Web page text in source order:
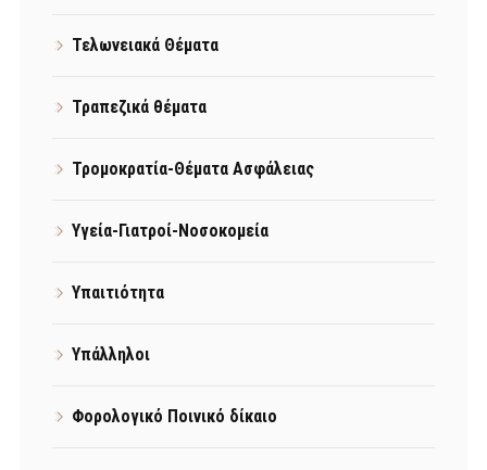
Τελωνειακά Θέματα
Τραπεζικά θέματα
Τρομοκρατία-Θέματα Ασφάλειας
Υγεία-Γιατροί-Νοσοκομεία
Υπαιτιότητα
Υπάλληλοι
Φορολογικό Ποινικό δίκαιο